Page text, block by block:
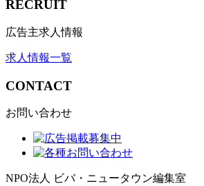
RECRUIT
広告主求人情報
求人情報一覧
CONTACT
お問い合わせ
NPO法人 ビバ・ニュータウン編集室